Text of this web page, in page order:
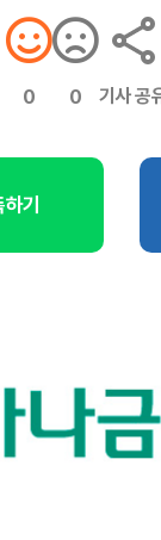
0 0 기사 공
기